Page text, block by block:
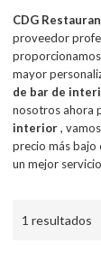
CDG
proveedor
mayor
de bar de
nosotros ahora
interior,
precio más bajo
un mejor
1 resultados